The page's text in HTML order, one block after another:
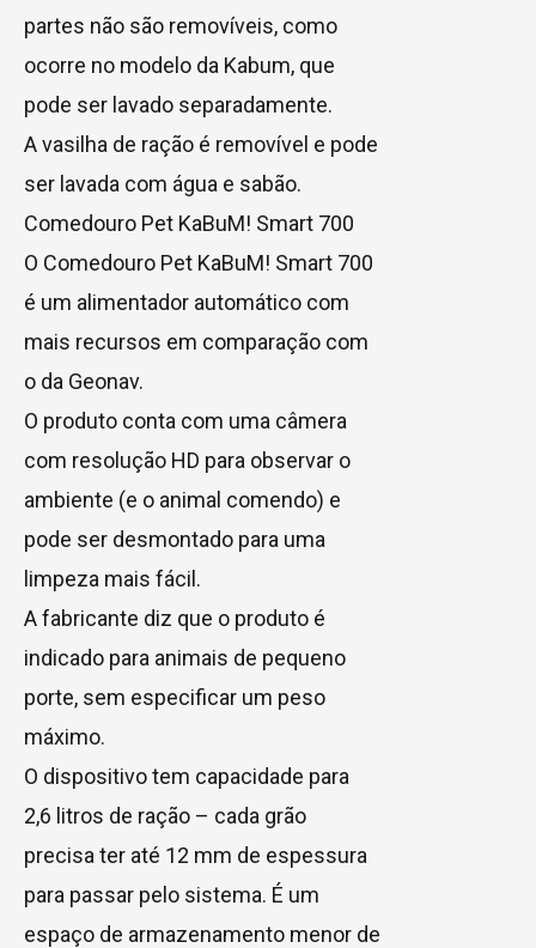
partes não são removíveis, como
ocorre no modelo da Kabum, que
pode ser lavado separadamente.
A vasilha de ração é removível e pode
ser lavada com água e sabão.
Comedouro Pet KaBuM! Smart 700
O Comedouro Pet KaBuM! Smart 700
é um alimentador automático com
mais recursos em comparação com
o da Geonav.
O produto conta com uma câmera
com resolução HD para observar o
ambiente (e o animal comendo) e
pode ser desmontado para uma
limpeza mais fácil.
A fabricante diz que o produto é
indicado para animais de pequeno
porte, sem especificar um peso
máximo.
O dispositivo tem capacidade para
2,6 litros de ração – cada grão
precisa ter até 12 mm de espessura
para passar pelo sistema. É um
espaço de armazenamento menor de